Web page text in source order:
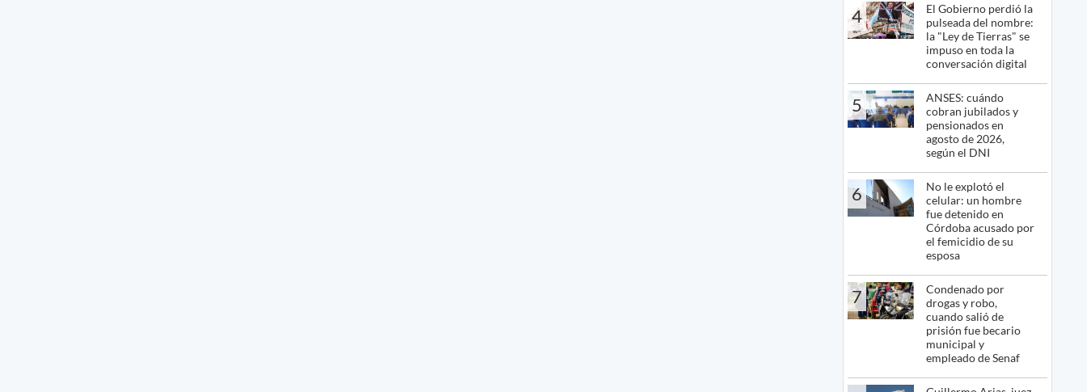
4
El Gobierno perdió la
pulseada del nombre:
la "Ley de Tierras" se
impuso en toda la
conversación digital
5
ANSES: cuándo
cobran jubilados y
pensionados en
agosto de 2026,
según el DNI
6
No le explotó el
celular: un hombre
fue detenido en
Córdoba acusado por
el femicidio de su
esposa
7
Condenado por
drogas y robo,
cuando salió de
prisión fue becario
municipal y
empleado de Senaf